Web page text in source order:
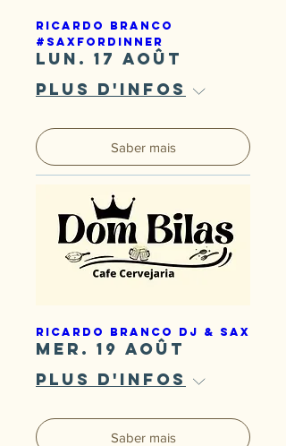
Ricardo Branco
#SaxForDinner
lun. 17 août
Plus d'infos
Saber mais
Ricardo Branco DJ & Sax
mer. 19 août
Plus d'infos
Saber mais